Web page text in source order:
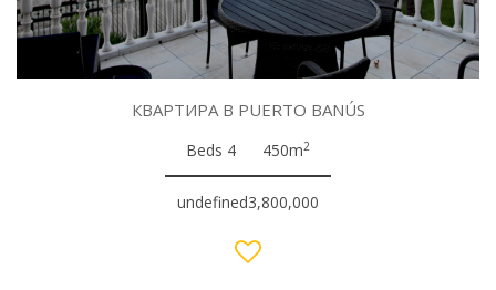
КВАРТИРА В PUERTO BANÚS
Beds 4 450m2
undefined3,800,000